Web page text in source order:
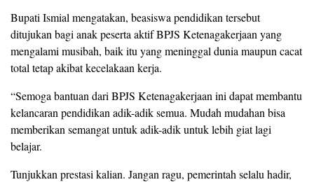
Bupati Ismial mengatakan, beasiswa pendidikan tersebut
ditujukan bagi anak peserta aktif BPJS Ketenagakerjaan yang
mengalami musibah, baik itu yang meninggal dunia maupun cacat
total tetap akibat kecelakaan kerja.
“Semoga bantuan dari BPJS Ketenagakerjaan ini dapat membantu
kelancaran pendidikan adik-adik semua. Mudah mudahan bisa
memberikan semangat untuk adik-adik untuk lebih giat lagi
belajar.
Tunjukkan prestasi kalian. Jangan ragu, pemerintah selalu hadir,